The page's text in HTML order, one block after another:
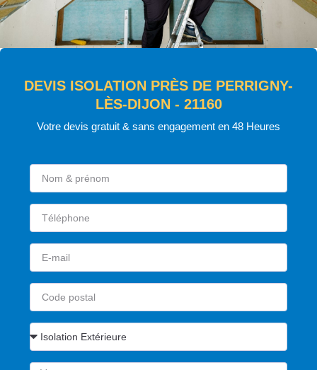
DEVIS ISOLATION PRÈS DE PERRIGNY-
LÈS-DIJON - 21160
Votre devis gratuit & sans engagement en 48 Heures